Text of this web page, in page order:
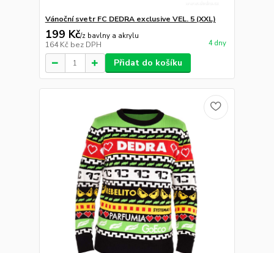
Vánoční svetr FC DEDRA exclusive VEL. 5 (XXL)
199 Kč/z bavlny a akrylu
164 Kč bez DPH 4 dny
Přidat do košíku